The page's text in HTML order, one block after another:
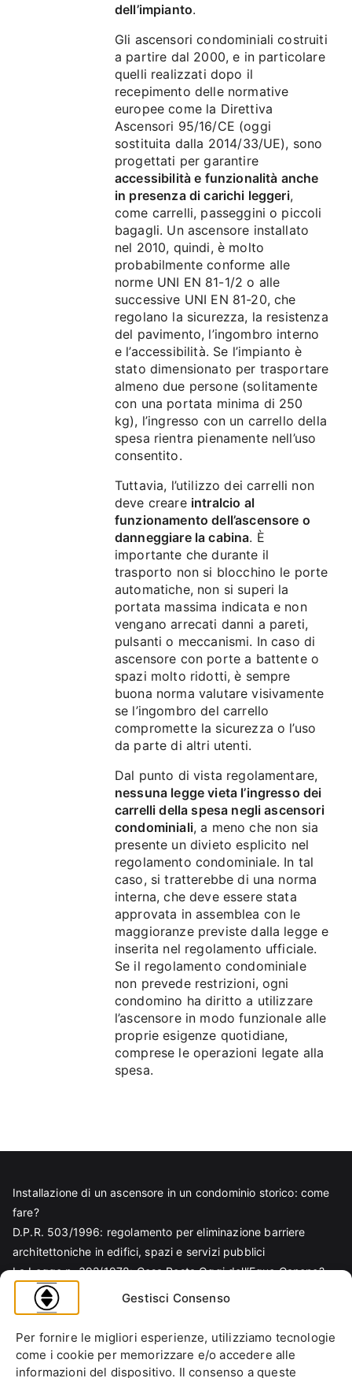
Gestisci Consenso
Per fornire le migliori esperienze, utilizziamo tecnologie
come i cookie per memorizzare e/o accedere alle
informazioni del dispositivo. Il consenso a queste
dell’impianto.
Gli ascensori condominiali costruiti
a partire dal 2000, e in particolare
quelli realizzati dopo il
recepimento delle normative
europee come la Direttiva
Ascensori 95/16/CE (oggi
sostituita dalla 2014/33/UE), sono
progettati per garantire
accessibilità e funzionalità anche
in presenza di carichi leggeri,
come carrelli, passeggini o piccoli
bagagli. Un ascensore installato
nel 2010, quindi, è molto
probabilmente conforme alle
norme UNI EN 81-1/2 o alle
successive UNI EN 81-20, che
regolano la sicurezza, la resistenza
del pavimento, l’ingombro interno
e l’accessibilità. Se l’impianto è
stato dimensionato per trasportare
almeno due persone (solitamente
con una portata minima di 250
kg), l’ingresso con un carrello della
spesa rientra pienamente nell’uso
consentito.
Tuttavia, l’utilizzo dei carrelli non
deve creare intralcio al
funzionamento dell’ascensore o
danneggiare la cabina. È
importante che durante il
trasporto non si blocchino le porte
automatiche, non si superi la
portata massima indicata e non
vengano arrecati danni a pareti,
pulsanti o meccanismi. In caso di
ascensore con porte a battente o
spazi molto ridotti, è sempre
buona norma valutare visivamente
se l’ingombro del carrello
compromette la sicurezza o l’uso
da parte di altri utenti.
Dal punto di vista regolamentare,
nessuna legge vieta l’ingresso dei
carrelli della spesa negli ascensori
condominiali, a meno che non sia
presente un divieto esplicito nel
regolamento condominiale. In tal
caso, si tratterebbe di una norma
interna, che deve essere stata
approvata in assemblea con le
maggioranze previste dalla legge e
inserita nel regolamento ufficiale.
Se il regolamento condominiale
non prevede restrizioni, ogni
condomino ha diritto a utilizzare
l’ascensore in modo funzionale alle
proprie esigenze quotidiane,
comprese le operazioni legate alla
spesa.
Installazione di un ascensore in un condominio storico: come
fare?
D.P.R. 503/1996: regolamento per eliminazione barriere
architettoniche in edifici, spazi e servizi pubblici
La Legge n. 392/1978: Cosa Resta Oggi dell’Equo Canone?
Legge Regionale n. 6/1989: Analisi Tecnica per Progettisti e
Amministratori
Norma EN 81-70 e sicurezza nella progettazione ascensore
Ascensore Condominiale
Barriere Architettoniche